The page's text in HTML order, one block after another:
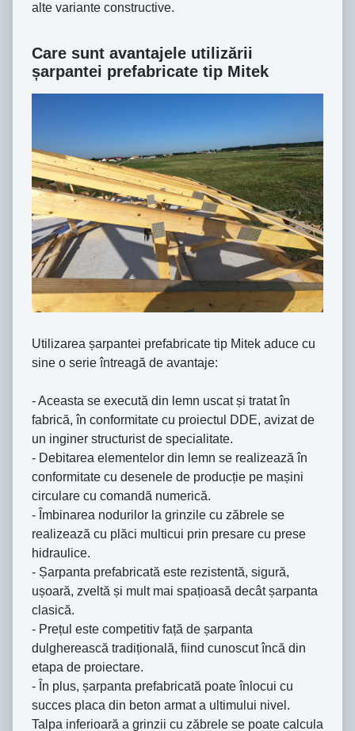
alte variante constructive.
Care sunt avantajele utilizării
șarpantei prefabricate tip Mitek
Utilizarea șarpantei prefabricate tip Mitek aduce cu
sine o serie întreagă de avantaje:
- Aceasta se execută din lemn uscat și tratat în
fabrică, în conformitate cu proiectul DDE, avizat de
un inginer structurist de specialitate.
- Debitarea elementelor din lemn se realizează în
conformitate cu desenele de producție pe mașini
circulare cu comandă numerică.
- Îmbinarea nodurilor la grinzile cu zăbrele se
realizează cu plăci multicui prin presare cu prese
hidraulice.
- Șarpanta prefabricată este rezistentă, sigură,
ușoară, zveltă și mult mai spațioasă decât șarpanta
clasică.
- Prețul este competitiv față de șarpanta
dulgherească tradițională, fiind cunoscut încă din
etapa de proiectare.
- În plus, șarpanta prefabricată poate înlocui cu
succes placa din beton armat a ultimului nivel.
Talpa inferioară a grinzii cu zăbrele se poate calcula